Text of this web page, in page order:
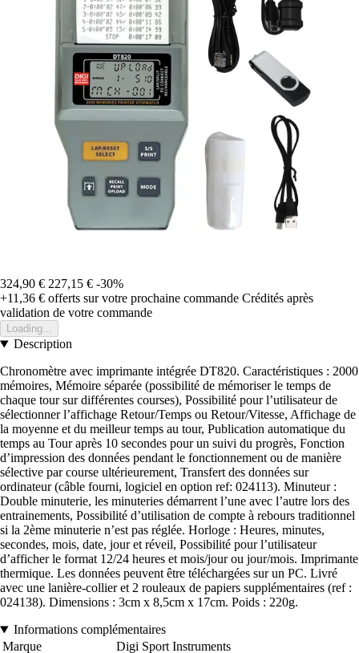
324,90 € 227,15 € -30%
+11,36 € offerts sur votre prochaine commande Crédités après
validation de votre commande
Loading...
Description
Chronomètre avec imprimante intégrée DT820. Caractéristiques : 2000
mémoires, Mémoire séparée (possibilité de mémoriser le temps de
chaque tour sur différentes courses), Possibilité pour l’utilisateur de
sélectionner l’affichage Retour/Temps ou Retour/Vitesse, Affichage de
la moyenne et du meilleur temps au tour, Publication automatique du
temps au Tour après 10 secondes pour un suivi du progrès, Fonction
d’impression des données pendant le fonctionnement ou de manière
sélective par course ultérieurement, Transfert des données sur
ordinateur (câble fourni, logiciel en option ref: 024113). Minuteur :
Double minuterie, les minuteries démarrent l’une avec l’autre lors des
entrainements, Possibilité d’utilisation de compte à rebours traditionnel
si la 2ème minuterie n’est pas réglée. Horloge : Heures, minutes,
secondes, mois, date, jour et réveil, Possibilité pour l’utilisateur
d’afficher le format 12/24 heures et mois/jour ou jour/mois. Imprimante
thermique. Les données peuvent être téléchargées sur un PC. Livré
avec une lanière-collier et 2 rouleaux de papiers supplémentaires (ref :
024138). Dimensions : 3cm x 8,5cm x 17cm. Poids : 220g.
Informations complémentaires
Marque
Digi Sport Instruments